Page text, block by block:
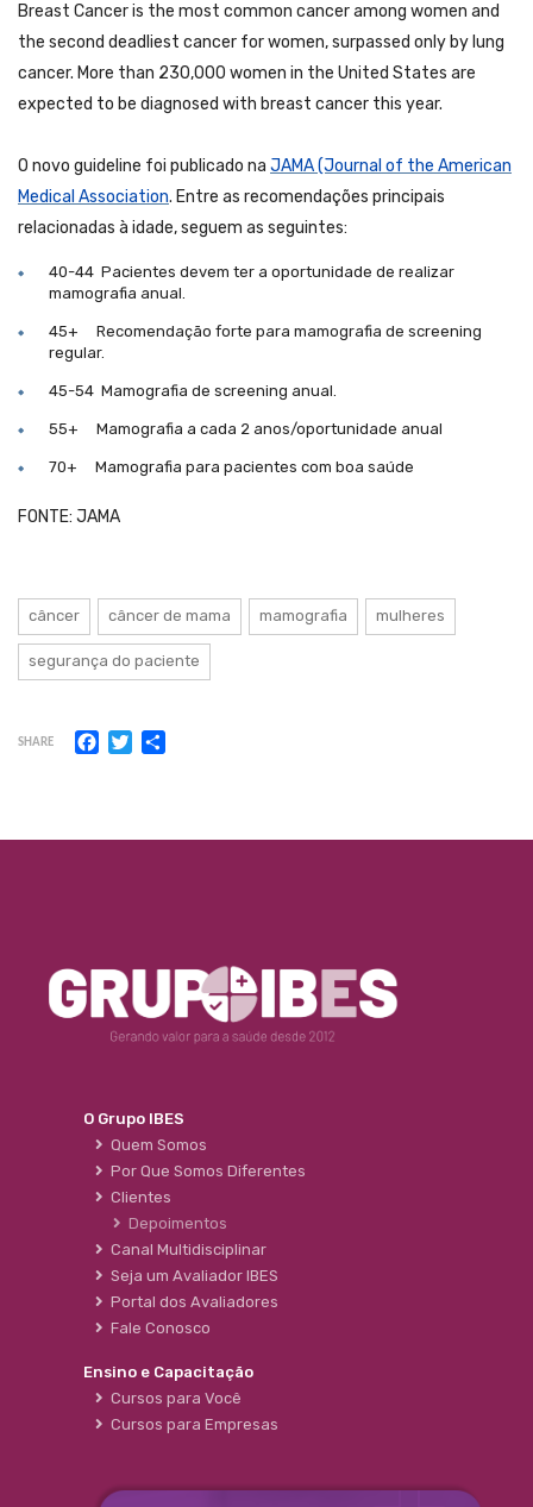
Breast Cancer is the most common cancer among women and
the second deadliest cancer for women, surpassed only by lung
cancer. More than 230,000 women in the United States are
expected to be diagnosed with breast cancer this year.
O novo guideline foi publicado na JAMA (Journal of the American
Medical Association. Entre as recomendações principais
relacionadas à idade, seguem as seguintes:
40-44 Pacientes devem ter a oportunidade de realizar
mamografia anual.
45+ Recomendação forte para mamografia de screening
regular.
45-54 Mamografia de screening anual.
55+ Mamografia a cada 2 anos/oportunidade anual
70+ Mamografia para pacientes com boa saúde
FONTE: JAMA
câncer câncer de mama mamografia mulheres
segurança do paciente
SHARE Facebook
Twitter
O Grupo IBES
Quem Somos
Por Que Somos Diferentes
Clientes
Depoimentos
Canal Multidisciplinar
Seja um Avaliador IBES
Portal dos Avaliadores
Fale Conosco
Ensino e Capacitação
Cursos para Você
Cursos para Empresas